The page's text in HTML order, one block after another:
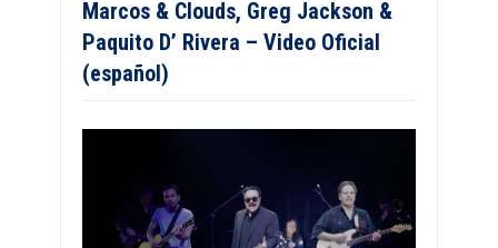
Marcos & Clouds, Greg Jackson &
Paquito D’ Rivera – Video Oficial
(español)